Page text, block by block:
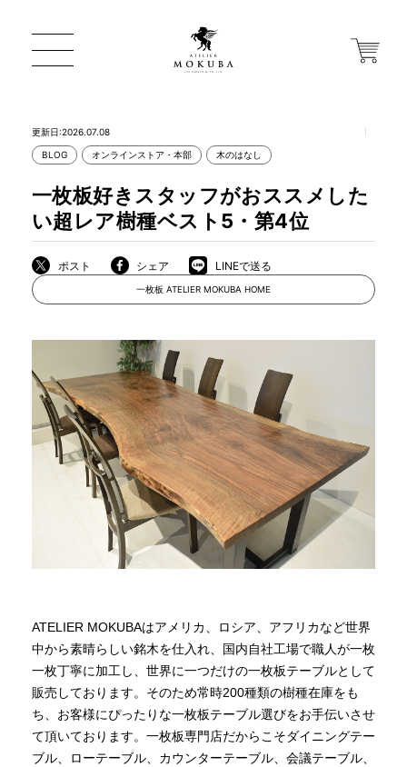
店舗から探す
一枚板 ATELIER MOKUBA HOME
MOKUBA について
商品情報
直営店
イベント
全商品一覧
新入荷情報
更新日:2026.07.08
BLOG オンラインストア・本部 木のはなし
一枚板好きスタッフがおススメした
い超レア樹種ベスト5・第4位
ポスト シェア LINEで送る
一枚板 ATELIER MOKUBA HOME
ATELIER MOKUBAはアメリカ、ロシア、アフリカなど世界
中から素晴らしい銘木を仕入れ、国内自社工場で職人が一枚
一枚丁寧に加工し、世界に一つだけの一枚板テーブルとして
販売しております。そのため常時200種類の樹種在庫をも
ち、お客様にぴったりな一枚板テーブル選びをお手伝いさせ
て頂いております。一枚板専門店だからこそダイニングテー
ブル、ローテーブル、カウンターテーブル、会議テーブル、